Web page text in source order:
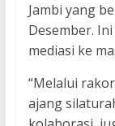
Jambi yang
Desember.
mediasi ke
“Melalui
ajang